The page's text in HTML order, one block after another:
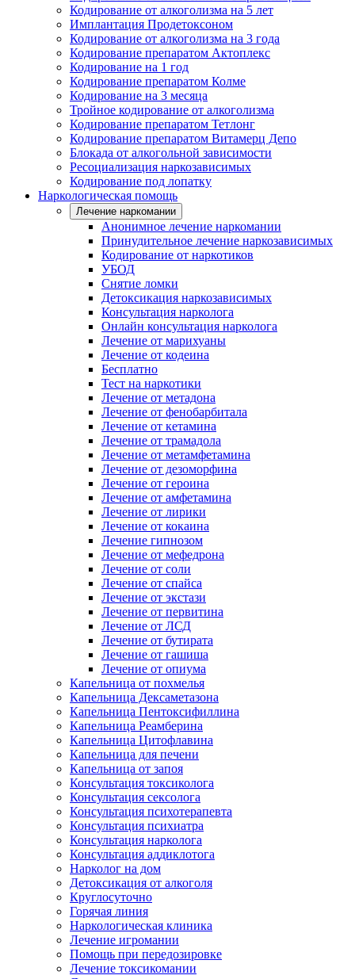
Кодирование от алкоголизма на 5 лет
Имплантация Продетоксоном
Кодирование от алкоголизма на 3 года
Кодирование препаратом Актоплекс
Кодирование на 1 год
Кодирование препаратом Колме
Кодирование на 3 месяца
Тройное кодирование от алкоголизма
Кодирование препаратом Тетлонг
Кодирование препаратом Витамерц Депо
Блокада от алкогольной зависимости
Ресоциализация наркозависимых
Кодирование под лопатку
Наркологическая помощь
Лечение наркомании
Анонимное лечение наркомании
Принудительное лечение наркозависимых
Кодирование от наркотиков
УБОД
Снятие ломки
Детоксикация наркозависимых
Консультация нарколога
Онлайн консультация нарколога
Лечение от марихуаны
Лечение от кодеина
Бесплатно
Тест на наркотики
Лечение от метадона
Лечение от фенобарбитала
Лечение от кетамина
Лечение от трамадола
Лечение от метамфетамина
Лечение от дезоморфина
Лечение от героина
Лечение от амфетамина
Лечение от лирики
Лечение от кокаина
Лечение гипнозом
Лечение от мефедрона
Лечение от соли
Лечение от спайса
Лечение от экстази
Лечение от первитина
Лечение от ЛСД
Лечение от бутирата
Лечение от гашиша
Лечение от опиума
Капельница от похмелья
Капельница Дексаметазона
Капельница Пентоксифиллина
Капельница Реамберина
Капельница Цитофлавина
Капельница для печени
Капельница от запоя
Консультация токсиколога
Консультация сексолога
Консультация психотерапевта
Консультация психиатра
Консультация нарколога
Консультация аддиклотога
Нарколог на дом
Детоксикация от алкоголя
Круглосуточно
Горячая линия
Наркологическая клиника
Лечение игромании
Помощь при передозировке
Лечение токсикомании